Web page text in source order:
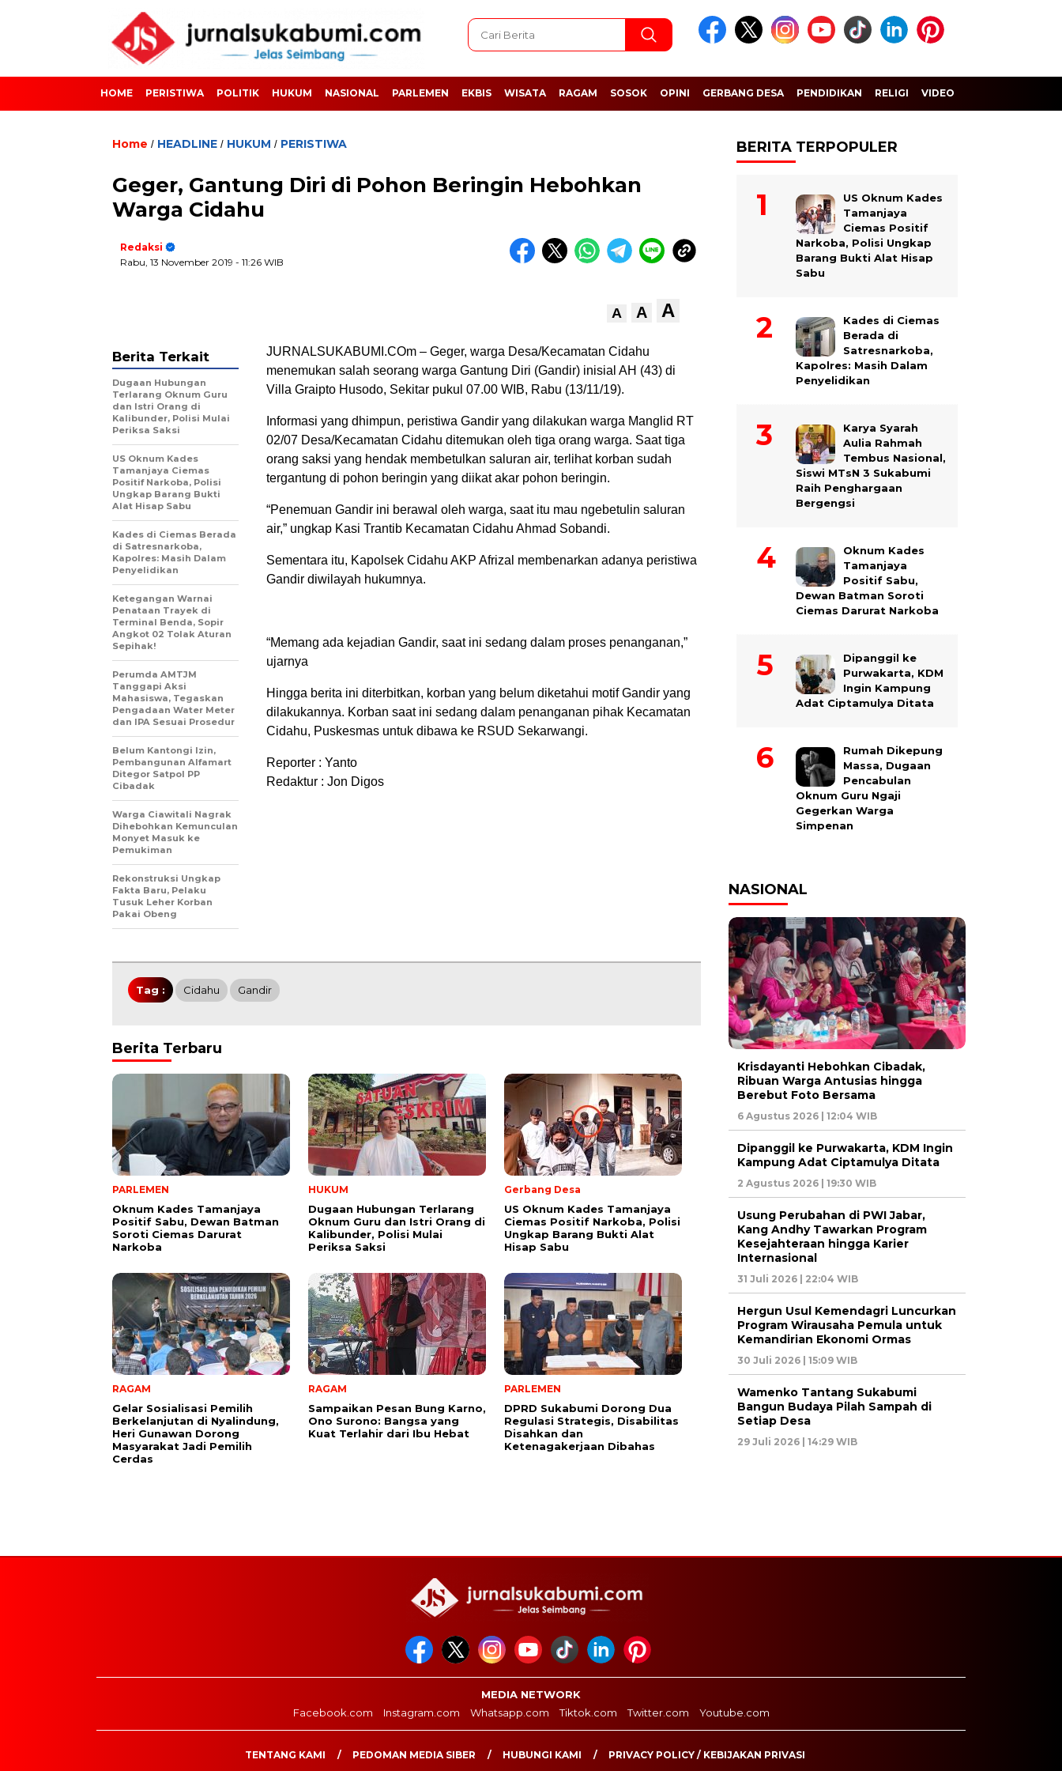
HOME PERISTIWA POLITIK HUKUM NASIONAL PARLEMEN EKBIS WISATA RAGAM SOSOK OPINI GERBANG DESA PENDIDIKAN RELIGI VIDEO
Home / HEADLINE / HUKUM / PERISTIWA
Geger, Gantung Diri di Pohon Beringin Hebohkan
Warga Cidahu
Redaksi
Rabu, 13 November 2019 - 11:26 WIB
A A A
JURNALSUKABUMI.COm – Geger, warga Desa/Kecamatan Cidahu
menemukan salah seorang warga Gantung Diri (Gandir) inisial AH (43) di
Villa Graipto Husodo, Sekitar pukul 07.00 WIB, Rabu (13/11/19).
Informasi yang dhimpun, peristiwa Gandir yang dilakukan warga Manglid RT
02/07 Desa/Kecamatan Cidahu ditemukan oleh tiga orang warga. Saat tiga
orang saksi yang hendak membetulkan saluran air, terlihat korban sudah
tergantung di pohon beringin yang diikat akar pohon beringin.
“Penemuan Gandir ini berawal oleh warga, saat itu mau ngebetulin saluran
air,” ungkap Kasi Trantib Kecamatan Cidahu Ahmad Sobandi.
Sementara itu, Kapolsek Cidahu AKP Afrizal membenarkan adanya peristiwa
Gandir diwilayah hukumnya.
“Memang ada kejadian Gandir, saat ini sedang dalam proses penanganan,”
ujarnya
Hingga berita ini diterbitkan, korban yang belum diketahui motif Gandir yang
dilakukannya. Korban saat ini sedang dalam penanganan pihak Kecamatan
Cidahu, Puskesmas untuk dibawa ke RSUD Sekarwangi.
Reporter : Yanto
Redaktur : Jon Digos
Berita Terkait
Dugaan Hubungan
Terlarang Oknum Guru
dan Istri Orang di
Kalibunder, Polisi Mulai
Periksa Saksi
US Oknum Kades
Tamanjaya Ciemas
Positif Narkoba, Polisi
Ungkap Barang Bukti
Alat Hisap Sabu
Kades di Ciemas Berada
di Satresnarkoba,
Kapolres: Masih Dalam
Penyelidikan
Ketegangan Warnai
Penataan Trayek di
Terminal Benda, Sopir
Angkot 02 Tolak Aturan
Sepihak!
Perumda AMTJM
Tanggapi Aksi
Mahasiswa, Tegaskan
Pengadaan Water Meter
dan IPA Sesuai Prosedur
Belum Kantongi Izin,
Pembangunan Alfamart
Ditegor Satpol PP
Cibadak
Warga Ciawitali Nagrak
Dihebohkan Kemunculan
Monyet Masuk ke
Pemukiman
Rekonstruksi Ungkap
Fakta Baru, Pelaku
Tusuk Leher Korban
Pakai Obeng
Tag : Cidahu Gandir
Berita Terbaru
PARLEMEN
Oknum Kades Tamanjaya
Positif Sabu, Dewan Batman
Soroti Ciemas Darurat
Narkoba
HUKUM
Dugaan Hubungan Terlarang
Oknum Guru dan Istri Orang di
Kalibunder, Polisi Mulai
Periksa Saksi
Gerbang Desa
US Oknum Kades Tamanjaya
Ciemas Positif Narkoba, Polisi
Ungkap Barang Bukti Alat
Hisap Sabu
RAGAM
Gelar Sosialisasi Pemilih
Berkelanjutan di Nyalindung,
Heri Gunawan Dorong
Masyarakat Jadi Pemilih
Cerdas
RAGAM
Sampaikan Pesan Bung Karno,
Ono Surono: Bangsa yang
Kuat Terlahir dari Ibu Hebat
PARLEMEN
DPRD Sukabumi Dorong Dua
Regulasi Strategis, Disabilitas
Disahkan dan
Ketenagakerjaan Dibahas
BERITA TERPOPULER
US Oknum Kades
Tamanjaya
Ciemas Positif
Narkoba, Polisi Ungkap
Barang Bukti Alat Hisap
Sabu
Kades di Ciemas
Berada di
Satresnarkoba,
Kapolres: Masih Dalam
Penyelidikan
Karya Syarah
Aulia Rahmah
Tembus Nasional,
Siswi MTsN 3 Sukabumi
Raih Penghargaan
Bergengsi
Oknum Kades
Tamanjaya
Positif Sabu,
Dewan Batman Soroti
Ciemas Darurat Narkoba
Dipanggil ke
Purwakarta, KDM
Ingin Kampung
Adat Ciptamulya Ditata
Rumah Dikepung
Massa, Dugaan
Pencabulan
Oknum Guru Ngaji
Gegerkan Warga
Simpenan
NASIONAL
Krisdayanti Hebohkan Cibadak,
Ribuan Warga Antusias hingga
Berebut Foto Bersama
6 Agustus 2026 | 12:04 WIB
Dipanggil ke Purwakarta, KDM Ingin
Kampung Adat Ciptamulya Ditata
2 Agustus 2026 | 19:30 WIB
Usung Perubahan di PWI Jabar,
Kang Andhy Tawarkan Program
Kesejahteraan hingga Karier
Internasional
31 Juli 2026 | 22:04 WIB
Hergun Usul Kemendagri Luncurkan
Program Wirausaha Pemula untuk
Kemandirian Ekonomi Ormas
30 Juli 2026 | 15:09 WIB
Wamenko Tantang Sukabumi
Bangun Budaya Pilah Sampah di
Setiap Desa
29 Juli 2026 | 14:29 WIB
MEDIA NETWORK
Facebook.com
Instagram.com Whatsapp.com Tiktok.com Twitter.com Youtube.com
TENTANG KAMI PEDOMAN MEDIA SIBER HUBUNGI KAMI PRIVACY POLICY / KEBIJAKAN PRIVASI